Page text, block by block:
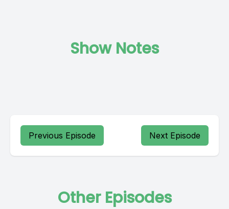
Show Notes
Previous Episode Next Episode
Other Episodes